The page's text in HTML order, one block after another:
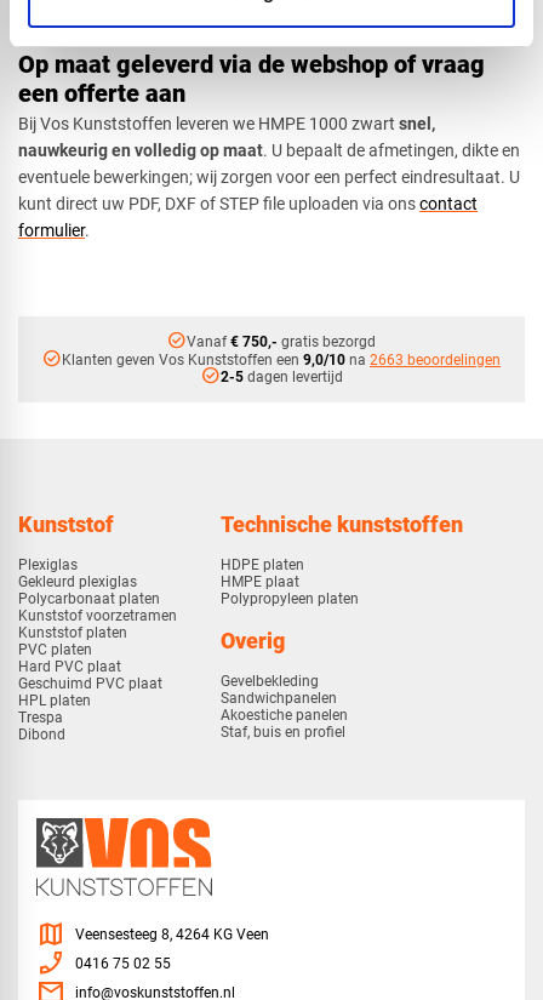
Op maat geleverd via de webshop of vraag
een offerte aan
Bij Vos Kunststoffen leveren we HMPE 1000 zwart snel,
nauwkeurig en volledig op maat. U bepaalt de afmetingen, dikte en
eventuele bewerkingen; wij zorgen voor een perfect eindresultaat. U
kunt direct uw PDF, DXF of STEP file uploaden via onscontact
formulier.
check_circleVanaf€ 750,- gratis bezorgd
check_circleKlanten geven Vos Kunststoffen een 9,0/10 na 2663 beoordelingen
check_circle2-5dagen levertijd
Kunststof
Plexiglas
Gekleurd plexiglas
Polycarbonaat platen
Kunststof voorzetramen
Kunststof platen
PVC platen
Hard PVC plaat
Geschuimd PVC plaat
HPL platen
Trespa
Dibond
Technische kunststoffen
HDPE platen
HMPE plaat
Polypropyleen platen
Overig
Gevelbekleding
Sandwichpanelen
Akoestiche panelen
Staf, buis en profiel
map Veensesteeg 8, 4264 KG Veen
phone_enabled 0416 75 02 55
info@voskunststoffen.nl